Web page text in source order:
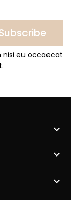
nisi eu occaecat


